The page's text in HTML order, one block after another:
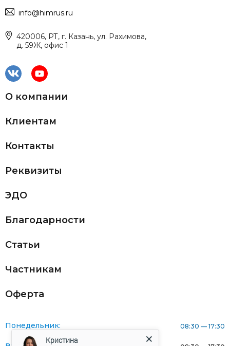
info@himrus.ru
420006, РТ, г. Казань, ул. Рахимова,
д. 59Ж, офис 1
О компании
Клиентам
Контакты
Реквизиты
ЭДО
Благодарности
Статьи
Частникам
Оферта
Понедельник: 08:30 — 17:30
Кристина